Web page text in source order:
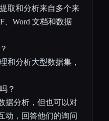
取和分析来自多个来
、Word 文档和数据
和分析大型数据集，
？
据分析，但也可以对
动，回答他们的询问